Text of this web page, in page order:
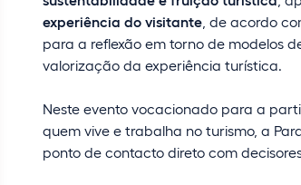
experiência do visitante , de acordo
para a reflexão em torno de modelos
valorização da experiência turística.
Neste evento vocacionado para a
quem vive e trabalha no turismo, a
ponto de contacto direto com